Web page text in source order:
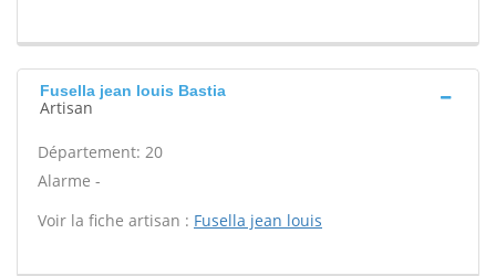
Fusella jean louis Bastia
Artisan
Département: 20
Alarme -
Voir la fiche artisan : Fusella jean louis